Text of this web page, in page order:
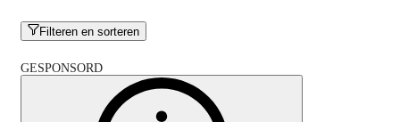
Filteren en sorteren
GESPONSORD